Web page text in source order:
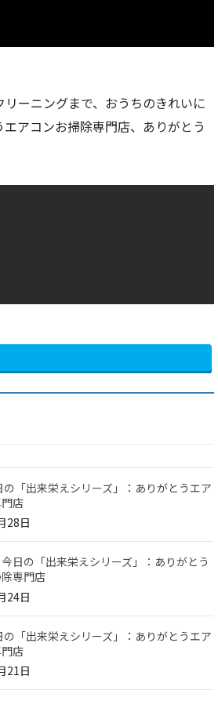
ーニングまで、おうちのきれいに
アコンお掃除専門店、ありがとう
の「出来栄えシリーズ」：ありがとうエア
店
28日
日の「出来栄えシリーズ」：ありがとう
専門店
24日
の「出来栄えシリーズ」：ありがとうエア
店
21日